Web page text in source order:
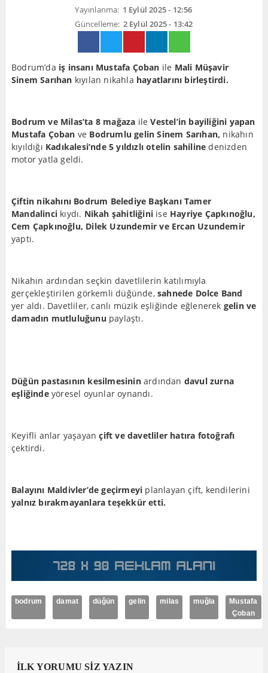
Yayınlanma: 1 Eylül 2025 - 12:56
Güncelleme: 2 Eylül 2025 - 13:42
Bodrum’da iş insanı Mustafa Çoban ile Mali Müşavir
Sinem Sarıhan kıyılan nikahla hayatlarını birleştirdi.
Bodrum ve Milas’ta 8 mağaza ileVestel’in bayiliğini yapan
Mustafa Çoban ve Bodrumlu gelin Sinem Sarıhan, nikahın
kıyıldığı Kadıkalesi’nde 5 yıldızlı otelin sahiline denizden
motor yatla geldi.
Çiftin nikahını Bodrum Belediye Başkanı Tamer
Mandalinci kıydı. Nikah şahitliğini ise Hayriye Çapkınoğlu,
Cem Çapkınoğlu, Dilek Uzundemir ve Ercan Uzundemir
yaptı.
Nikahın ardından seçkin davetlilerin katılımıyla
gerçekleştirilen görkemli düğünde, sahnede Dolce Band
yer aldı. Davetliler, canlı müzik eşliğinde eğlenerek gelin ve
damadın mutluluğunu paylaştı.
Düğün pastasının kesilmesininardından davul zurna
eşliğindeyöresel oyunlar oynandı.
Keyifli anlar yaşayançift ve davetliler hatıra fotoğrafı
çektirdi.
Balayını Maldivler’de geçirmeyi planlayan çift, kendilerini
yalnız bırakmayanlara teşekkür etti.
bodrum damat düğün gelin milas muğla
Mustafa
Çoban
İLK YORUMU SİZ YAZIN